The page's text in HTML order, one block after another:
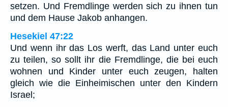
setzen. Und Fremdlinge werden sich zu ihnen tun
und dem Hause Jakob anhangen.
Hesekiel 47:22
Und wenn ihr das Los werft, das Land unter euch
zu teilen, so sollt ihr die Fremdlinge, die bei euch
wohnen und Kinder unter euch zeugen, halten
gleich wie die Einheimischen unter den Kindern
Israel;